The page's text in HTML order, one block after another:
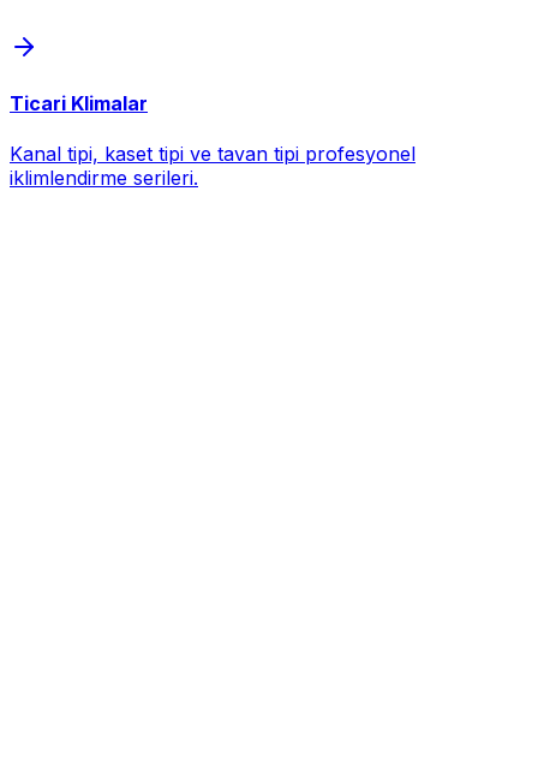
Ticari Klimalar
Kanal tipi, kaset tipi ve tavan tipi profesyonel
iklimlendirme serileri.